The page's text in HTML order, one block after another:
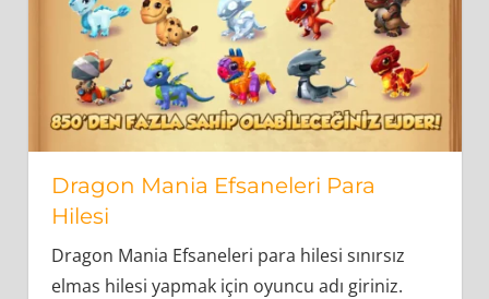
Dragon Mania Efsaneleri Para
Hilesi
Dragon Mania Efsaneleri para hilesi sınırsız
elmas hilesi yapmak için oyuncu adı giriniz.